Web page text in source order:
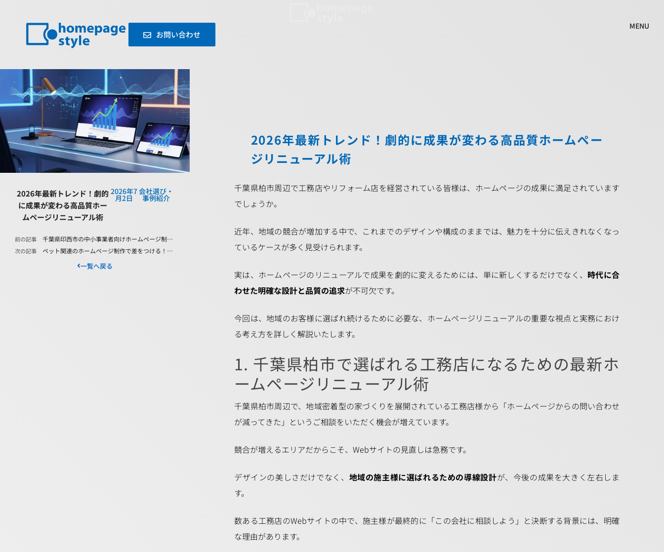
お問い合わせ
MENU
2026年最新トレンド！劇的
に成果が変わる高品質ホー
ムページリニューアル術
2026年7
月2日
会社選び・
事例紹介
前の記事 千葉県印西市の中小事業者向けホームページ制作：地域で差をつける実践的ノウハウ
次の記事 ペット関連のホームページ制作で差をつける！心を掴むデザインと集客戦略
一覧へ戻る
2026年最新トレンド！劇的に成果が変わる高品質ホームペー
ジリニューアル術
千葉県柏市周辺で工務店やリフォーム店を経営されている皆様は、ホームページの成果に満足されています
でしょうか。
近年、地域の競合が増加する中で、これまでのデザインや構成のままでは、魅力を十分に伝えきれなくなっ
ているケースが多く見受けられます。
実は、ホームページのリニューアルで成果を劇的に変えるためには、単に新しくするだけでなく、 時代に合
わせた明確な設計と品質の追求が不可欠です。
今回は、地域のお客様に選ばれ続けるために必要な、ホームページリニューアルの重要な視点と実務におけ
る考え方を詳しく解説いたします。
1. 千葉県柏市で選ばれる工務店になるための最新ホ
ームページリニューアル術
千葉県柏市周辺で、地域密着型の家づくりを展開されている工務店様から「ホームページからの問い合わせ
が減ってきた」というご相談をいただく機会が増えています。
競合が増えるエリアだからこそ、Webサイトの見直しは急務です。
デザインの美しさだけでなく、 地域の施主様に選ばれるための導線設計が、今後の成果を大きく左右しま
す。
数ある工務店のWebサイトの中で、施主様が最終的に「この会社に相談しよう」と決断する背景には、明確
な理由があります。